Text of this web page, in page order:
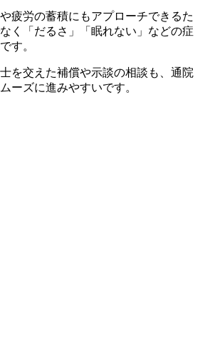
疲労の蓄積にもアプローチできるた
く「だるさ」「眠れない」などの症
す。
を交えた補償や示談の相談も、通院
ーズに進みやすいです。